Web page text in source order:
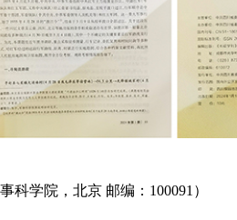
事科学院，北京 邮编：100091）